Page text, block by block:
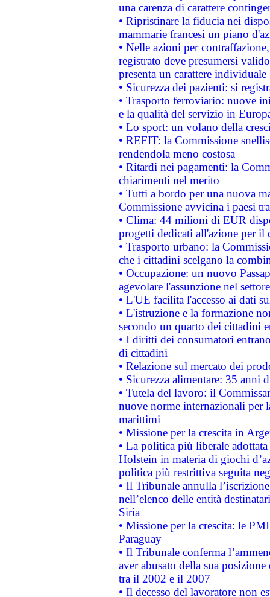
una carenza di carattere
• Ripristinare la fiducia nei
mammarie francesi un piano
• Nelle azioni per
registrato deve presumersi
presenta un carattere individuale
• Sicurezza dei pazienti: si
• Trasporto ferroviario: nuove
e la qualità del servizio in
• Lo sport: un volano della
• REFIT: la Commissione
rendendola meno costosa
• Ritardi nei pagamenti: la
chiarimenti nel merito
• Tutti a bordo per una nuova
Commissione avvicina i paesi
• Clima: 44 milioni di EUR
progetti dedicati all'azione per il
• Trasporto urbano: la
che i cittadini scelgano la
• Occupazione: un nuovo
agevolare l'assunzione nel
• L'UE facilita l'accesso ai dati
• L'istruzione e la formazione
secondo un quarto dei cittadini
• I diritti dei consumatori
di cittadini
• Relazione sul mercato dei
• Sicurezza alimentare: 35 anni
• Tutela del lavoro: il
nuove norme internazionali per
marittimi
• Missione per la crescita in
• La politica più liberale
Holstein in materia di giochi
politica più restrittiva seguita
• Il Tribunale annulla
nell’elenco delle entità
Siria
• Missione per la crescita: le
Paraguay
• Il Tribunale conferma
aver abusato della sua
tra il 2002 e il 2007
• Il decesso del lavoratore non